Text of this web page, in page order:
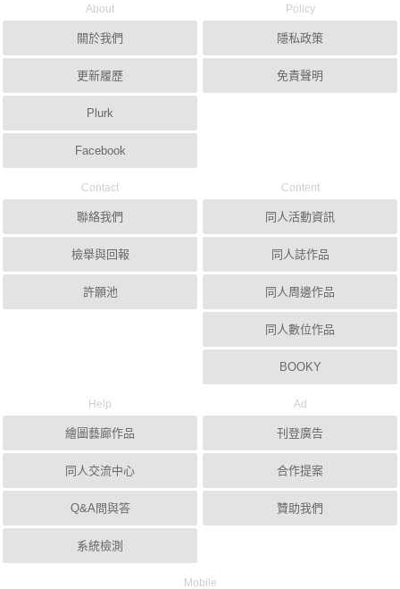
About
關於我們
更新履歷
Plurk
Facebook
Policy
隱私政策
免責聲明
Contact
聯絡我們
檢舉與回報
許願池
Content
同人活動資訊
同人誌作品
同人周邊作品
同人數位作品
BOOKY
Help
繪圖藝廊作品
同人交流中心
Q&A問與答
系統檢測
Ad
刊登廣告
合作提案
贊助我們
Mobile